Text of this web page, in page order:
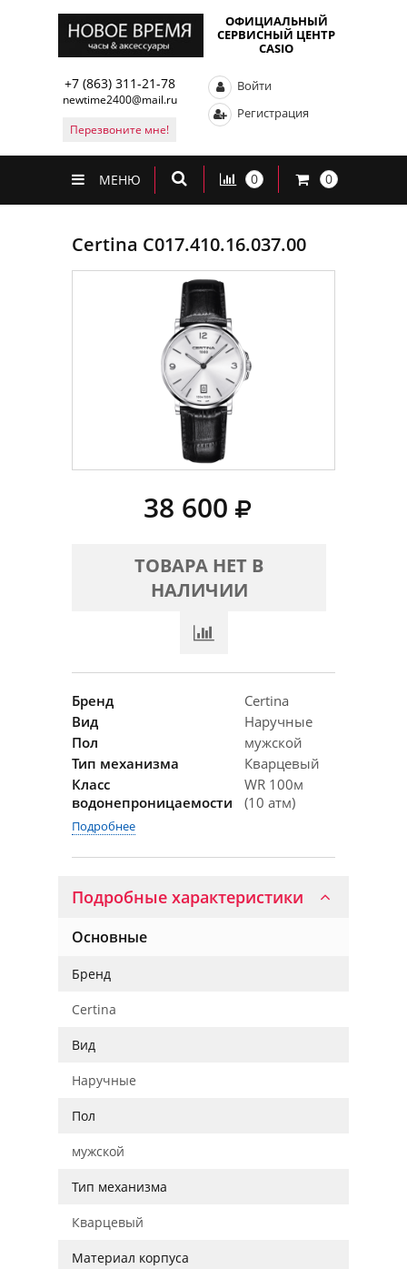
ОФИЦИАЛЬНЫЙ
СЕРВИСНЫЙ ЦЕНТР
CASIO
+7 (863) 311-21-78
newtime2400@mail.ru
Перезвоните мне!
Войти
Регистрация
МЕНЮ 0 0
Certina C017.410.16.037.00
38 600
ТОВАРА НЕТ В
НАЛИЧИИ
Бренд
Certina
Вид
Наручные
Пол
мужской
Тип механизма
Кварцевый
Класс
водонепроницаемости
WR 100м
(10 атм)
Подробнее
Подробные характеристики
Основные
Бренд
Certina
Вид
Наручные
Пол
мужской
Тип механизма
Кварцевый
Материал корпуса